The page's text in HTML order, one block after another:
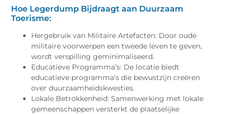
Hoe Legerdump Bijdraagt aan Duurzaam
Toerisme:
Hergebruik van Militaire Artefacten: Door oude
militaire voorwerpen een tweede leven te geven,
wordt verspilling geminimaliseerd.
Educatieve Programma’s: De locatie biedt
educatieve programma’s die bewustzijn creëren
over duurzaamheidskwesties.
Lokale Betrokkenheid: Samenwerking met lokale
gemeenschappen versterkt de plaatselijke